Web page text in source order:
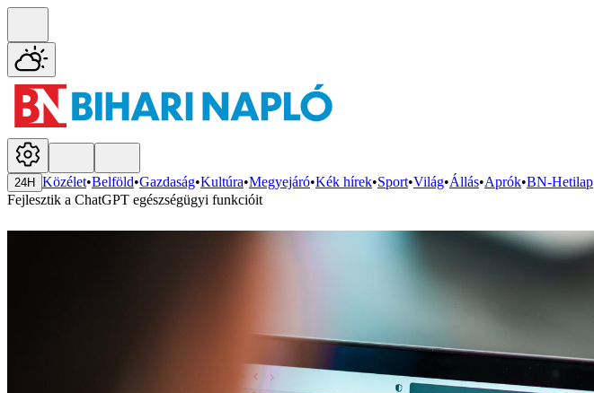
24H Közélet•Belföld•Gazdaság•Kultúra•Megyejáró•Kék hírek•Sport•Világ•Állás•Aprók•BN-Hetilap
Fejlesztik a ChatGPT egészségügyi funkcióit